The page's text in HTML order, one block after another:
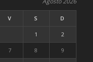
V S D
1 2
7 8 9